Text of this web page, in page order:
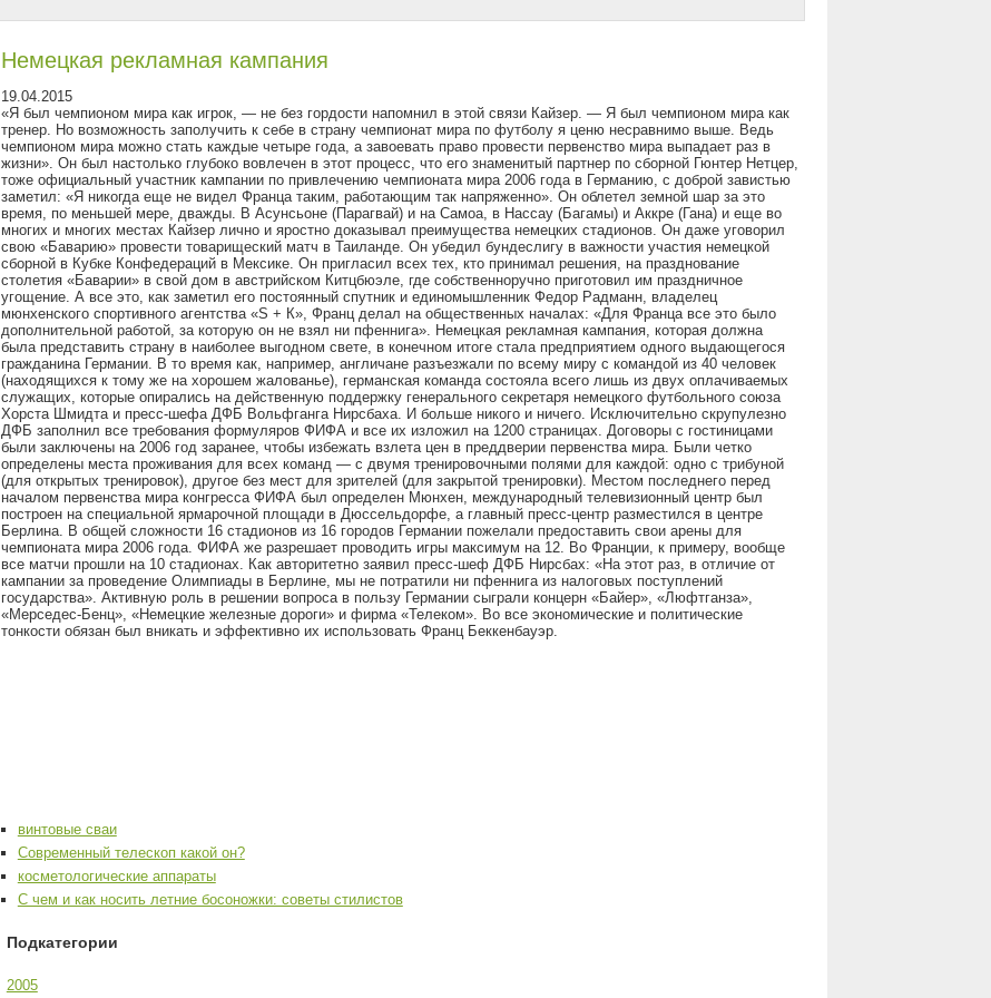
Немецкая рекламная кампания
19.04.2015
«Я был чемпионом мира как игрок, — не без гордости напомнил в этой связи Кайзер. — Я был чемпионом мира как
тренер. Но возможность заполучить к себе в страну чемпионат мира по футболу я ценю несравнимо выше. Ведь
чемпионом мира можно стать каждые четыре года, а завоевать право провести первенство мира выпадает раз в
жизни». Он был настолько глубоко вовлечен в этот процесс, что его знаменитый партнер по сборной Гюнтер Нетцер,
тоже официальный участник кампании по привлечению чемпионата мира 2006 года в Германию, с доброй завистью
заметил: «Я никогда еще не видел Франца таким, работающим так напряженно». Он облетел земной шар за это
время, по меньшей мере, дважды. В Асунсьоне (Парагвай) и на Самоа, в Нассау (Багамы) и Аккре (Гана) и еще во
многих и многих местах Кайзер лично и яростно доказывал преимущества немецких стадионов. Он даже уговорил
свою «Баварию» провести товарищеский матч в Таиланде. Он убедил бундеслигу в важности участия немецкой
сборной в Кубке Конфедераций в Мексике. Он пригласил всех тех, кто принимал решения, на празднование
столетия «Баварии» в свой дом в австрийском Китцбюэле, где собственноручно приготовил им праздничное
угощение. А все это, как заметил его постоянный спутник и единомышленник Федор Радманн, владелец
мюнхенского спортивного агентства «S + К», Франц делал на общественных началах: «Для Франца все это было
дополнительной работой, за которую он не взял ни пфеннига». Немецкая рекламная кампания, которая должна
была представить страну в наиболее выгодном свете, в конечном итоге стала предприятием одного выдающегося
гражданина Германии. В то время как, например, англичане разъезжали по всему миру с командой из 40 человек
(находящихся к тому же на хорошем жалованье), германская команда состояла всего лишь из двух оплачиваемых
служащих, которые опирались на действенную поддержку генерального секретаря немецкого футбольного союза
Хорста Шмидта и пресс-шефа ДФБ Вольфганга Нирсбаха. И больше никого и ничего. Исключительно скрупулезно
ДФБ заполнил все требования формуляров ФИФА и все их изложил на 1200 страницах. Договоры с гостиницами
были заключены на 2006 год заранее, чтобы избежать взлета цен в преддверии первенства мира. Были четко
определены места проживания для всех команд — с двумя тренировочными полями для каждой: одно с трибуной
(для открытых тренировок), другое без мест для зрителей (для закрытой тренировки). Местом последнего перед
началом первенства мира конгресса ФИФА был определен Мюнхен, международный телевизионный центр был
построен на специальной ярмарочной площади в Дюссельдорфе, а главный пресс-центр разместился в центре
Берлина. В общей сложности 16 стадионов из 16 городов Германии пожелали предоставить свои арены для
чемпионата мира 2006 года. ФИФА же разрешает проводить игры максимум на 12. Во Франции, к примеру, вообще
все матчи прошли на 10 стадионах. Как авторитетно заявил пресс-шеф ДФБ Нирсбах: «На этот раз, в отличие от
кампании за проведение Олимпиады в Берлине, мы не потратили ни пфеннига из налоговых поступлений
государства». Активную роль в решении вопроса в пользу Германии сыграли концерн «Байер», «Люфтганза»,
«Мерседес-Бенц», «Немецкие железные дороги» и фирма «Телеком». Во все экономические и политические
тонкости обязан был вникать и эффективно их использовать Франц Беккенбауэр.
винтовые сваи
Современный телескоп какой он?
косметологические аппараты
С чем и как носить летние босоножки: советы стилистов
Подкатегории
2005